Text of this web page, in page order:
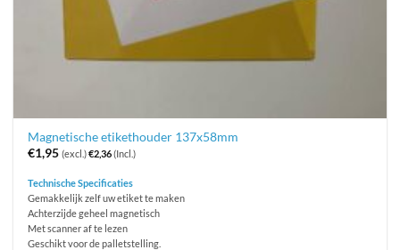
Magnetische etikethouder 137x58mm
€1,95 (excl.)€2,36(Incl.)
Technische Specificaties
Gemakkelijk zelf uw etiket te maken
Achterzijde geheel magnetisch
Met scanner af te lezen
Geschikt voor de palletstelling.